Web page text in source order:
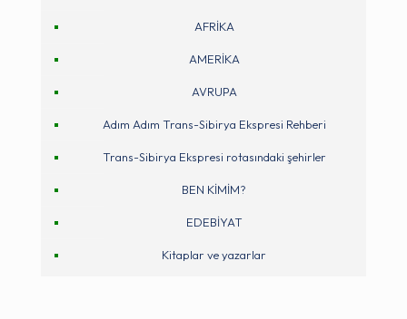
AFRİKA
AMERİKA
AVRUPA
Adım Adım Trans-Sibirya Ekspresi Rehberi
Trans-Sibirya Ekspresi rotasındaki şehirler
BEN KİMİM?
EDEBİYAT
Kitaplar ve yazarlar